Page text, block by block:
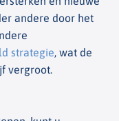
andere door het
strategie, wat de
vergroot.